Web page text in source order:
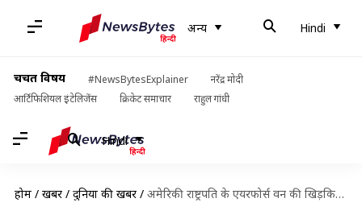
अन्य Hindi
चर्चित विषय #NewsBytesExplainer
नरेंद्र मोदी
आर्टिफिशियल इंटेलिजेंस
क्रिकेट समाचार राहुल गांधी
Hindi
होम / खबरें / दुनिया की खबरें / अमेरिकी राष्ट्रपति के एयरफोर्स वन की खिड़कियां बंद, ट्रंप बोले- मैं ईरान का नंबर-1 निशाना